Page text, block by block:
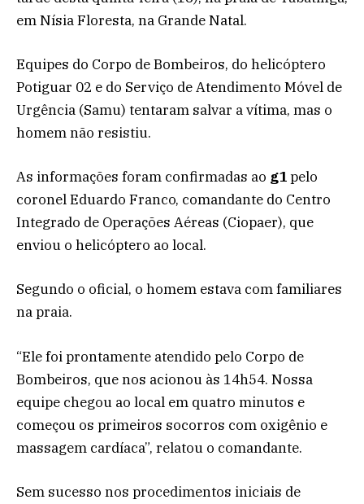
em Nísia Floresta, na Grande Natal.
Equipes do Corpo de Bombeiros, do helicóptero
Potiguar 02 e do Serviço de Atendimento Móvel de
Urgência (Samu) tentaram salvar a vítima, mas o
homem não resistiu.
As informações foram confirmadas ao g1pelo
coronel Eduardo Franco, comandante do Centro
Integrado de Operações Aéreas (Ciopaer), que
enviou o helicóptero ao local.
Segundo o oficial, o homem estava com familiares
na praia.
“Ele foi prontamente atendido pelo Corpo de
Bombeiros, que nos acionou às 14h54. Nossa
equipe chegou ao local em quatro minutos e
começou os primeiros socorros com oxigênio e
massagem cardíaca”, relatou o comandante.
Sem sucesso nos procedimentos iniciais de